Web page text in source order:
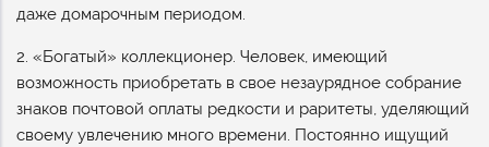
даже домарочным периодом.
2. «Богатый» коллекционер. Человек, имеющий
возможность приобретать в свое незаурядное собрание
знаков почтовой оплаты редкости и раритеты, уделяющий
своему увлечению много времени. Постоянно ищущий